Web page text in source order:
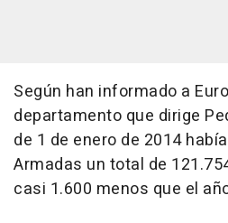
Según han informado a
departamento que dirige
de 1 de enero de 2014
Armadas un total de
casi 1.600 menos que el